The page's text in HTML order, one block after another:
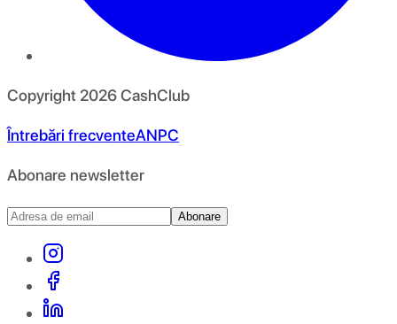
Copyright 2026CashClub
Întrebări frecventeANPC
Abonare newsletter
Abonare